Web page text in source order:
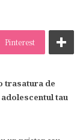
Pinterest
trasatura de
tau